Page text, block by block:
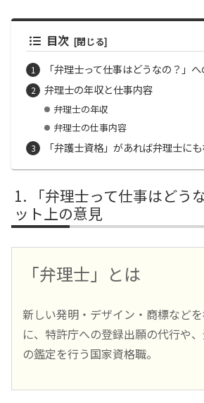
目次
「弁理士って仕事はどうなの？」
弁理士の年収と仕事内容
弁理士の年収
弁理士の仕事内容
「弁護士資格」があれば弁理士に
「弁理士って仕事はどう
ット上の意見
「弁理士」とは
新しい発明・デザイン・商標など
に、特許庁への登録出願の代行や
の鑑定を行う国家資格職。